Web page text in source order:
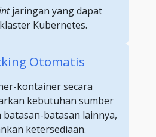
jaringan yang dapat
Kubernetes.
Otomatis
kontainer secara
kebutuhan sumber
batasan-batasan lainnya,
ketersediaan.